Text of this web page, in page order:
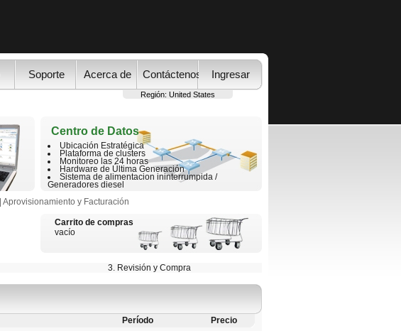
Soporte Acerca de Contáctenos Ingresar
Región: United States
Centro de Datos
Ubicación Estratégica
Plataforma de clusters
Monitoreo las 24 horas
Hardware de Última Generación
Sistema de alimentacion ininterrumpida /
Generadores diesel